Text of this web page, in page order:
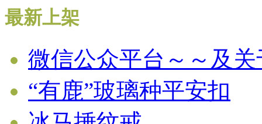
最新上架
微信公众平台～～及
“有鹿”玻璃种平安扣